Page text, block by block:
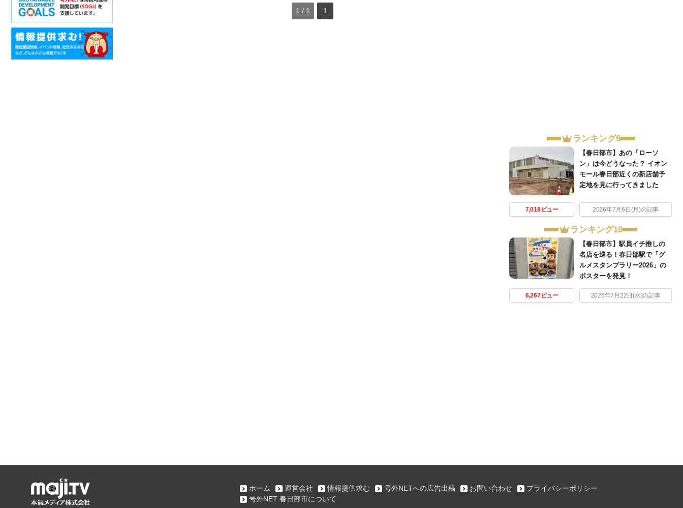
1 / 1 1
ランキング9
【春日部市】あの「ローソ
ン」は今どうなった？ イオン
モール春日部近くの新店舗予
定地を見に行ってきました
7,018ビュー 2026年7月6日(月)の記事
ランキング10
【春日部市】駅員イチ推しの
名店を巡る！春日部駅で「グ
ルメスタンプラリー2026」の
ポスターを発見！
6,267ビュー 2026年7月22日(水)の記事
ホーム 運営会社 情報提供求む 号外NETへの広告出稿 お問い合わせ
プライバシーポリシー
号外NET 春日部市について